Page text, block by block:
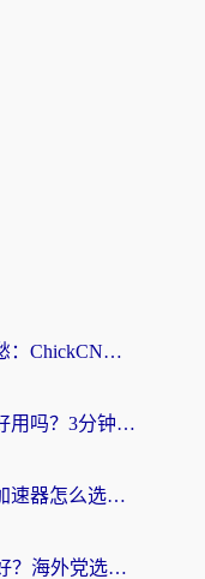
海外党选回国加速器不用愁：ChickCN和洞见哪个好？一篇搞定所有疑问
海外党必看：迅游和老王好用吗？3分钟选对加速国内网络的加速器
海外党必看：类似归雁的加速器怎么选？一篇搞定无缝访问国内资源
斧牛和极速穿梭VPN哪个好？海外党选回国加速器必看的真实对比与避坑指南